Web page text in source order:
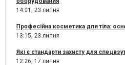
14:01, 23 липня
Професійна косметика для тіла:
13:15, 23 липня
Які є стандарти захисту для
12:26, 17 липня